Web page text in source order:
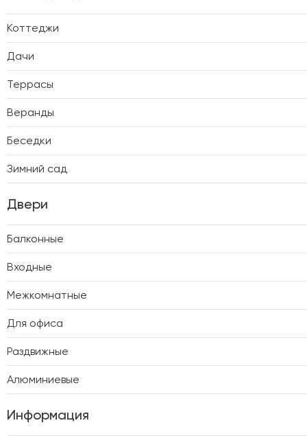
Коттеджи
Дачи
Террасы
Веранды
Беседки
Зимний сад
Двери
Балконные
Входные
Межкомнатные
Для офиса
Раздвижные
Алюминиевые
Информация